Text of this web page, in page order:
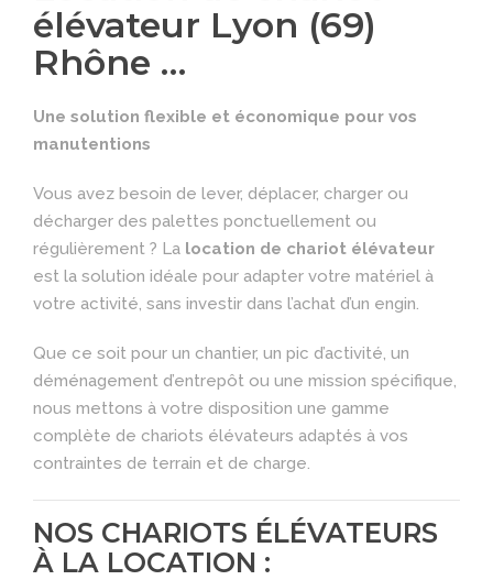
élévateur Lyon (69)
Rhône …
Une solution flexible et économique pour vos
manutentions
Vous avez besoin de lever, déplacer, charger ou
décharger des palettes ponctuellement ou
régulièrement ? La location de chariot élévateur
est la solution idéale pour adapter votre matériel à
votre activité, sans investir dans l’achat d’un engin.
Que ce soit pour un chantier, un pic d’activité, un
déménagement d’entrepôt ou une mission spécifique,
nous mettons à votre disposition une gamme
complète de chariots élévateurs adaptés à vos
contraintes de terrain et de charge.
NOS CHARIOTS ÉLÉVATEURS
À LA LOCATION :